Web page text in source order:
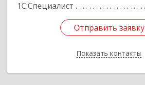
1С:Специалист
Отправить заявку
Показать контакты
Отправить заявку
Назад